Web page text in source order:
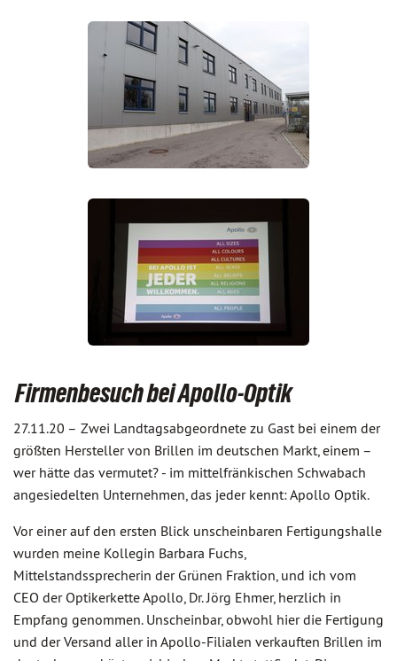
Firmenbesuch bei Apollo-Optik
27.11.20 – Zwei Landtagsabgeordnete zu Gast bei einem der
größten Hersteller von Brillen im deutschen Markt, einem –
wer hätte das vermutet? - im mittelfränkischen Schwabach
angesiedelten Unternehmen, das jeder kennt: Apollo Optik.
Vor einer auf den ersten Blick unscheinbaren Fertigungshalle
wurden meine Kollegin Barbara Fuchs,
Mittelstandssprecherin der Grünen Fraktion, und ich vom
CEO der Optikerkette Apollo, Dr. Jörg Ehmer, herzlich in
Empfang genommen. Unscheinbar, obwohl hier die Fertigung
und der Versand aller in Apollo-Filialen verkauften Brillen im